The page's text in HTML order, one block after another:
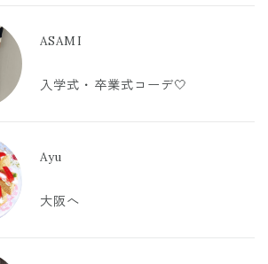
ASAMI
入学式・卒業式コーデ🤍
Ayu
大阪へ